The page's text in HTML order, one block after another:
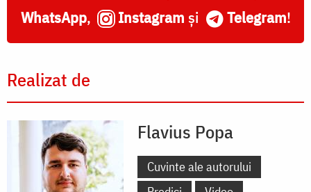
WhatsApp, Instagram și Telegram!
Realizat de
Flavius Popa
Cuvinte ale autorului